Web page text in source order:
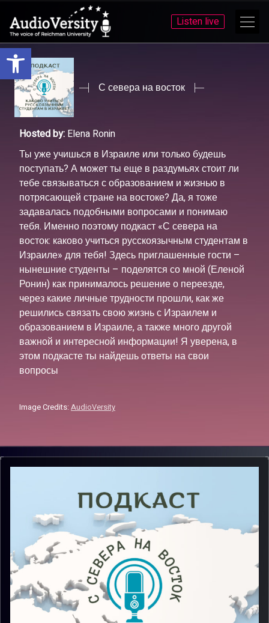
Open toolbar
Skip
to
menu
Skip
to
content
Listen live
С севера на восток
Hosted by: Elena Ronin
Ты уже учишься в Израиле или только будешь
поступать? А может ты еще в раздумьях стоит ли
тебе связываться с образованием и жизнью в
потрясающей стране на востоке? Да, я тоже
задавалась подобными вопросами и понимаю
тебя. Именно поэтому подкаст «С севера на
восток: каково учиться русскоязычным студентам в
Израиле» для тебя! Здесь приглашенные гости –
нынешние студенты – поделятся со мной (Еленой
Ронин) как принималось решение о переезде,
через какие личные трудности прошли, как же
решились связать свою жизнь с Израилем и
образованием в Израиле, а также много другой
важной и интересной информации! Я уверена, в
этом подкасте ты найдешь ответы на свои
вопросы
Image Credits: AudioVersity